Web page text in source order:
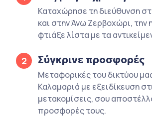
Καταχώρησε τη διεύθυνση
και στην Άνω Ζερβοχώρι, την
φτιάξε λίστα με τα
2 Σύγκρινε προσφορές
Μεταφορικές του δικτύου
Καλαμαριά με εξειδίκευση
μετακομίσεις, σου
προσφορές τους.